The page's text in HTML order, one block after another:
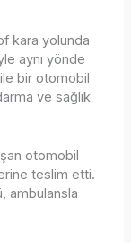
kara yolunda
aynı yönde
bir otomobil
ve sağlık
otomobil
teslim etti.
ambulansla